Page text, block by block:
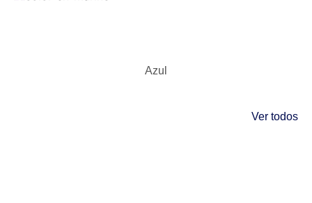
Azul
Ver todos